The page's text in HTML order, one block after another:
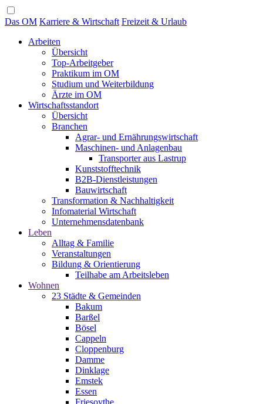
Das OM Karriere & Wirtschaft Freizeit & Urlaub
Arbeiten
Übersicht
Top-Arbeitgeber
Praktikum im OM
Studium und Weiterbildung
Ärzte im OM
Wirtschaftsstandort
Übersicht
Branchen
Agrar- und Ernährungswirtschaft
Maschinen- und Anlagenbau
Transporter aus Lastrup
Kunststofftechnik
B2B-Dienstleistungen
Bauwirtschaft
Transformation & Nachhaltigkeit
Infomaterial Wirtschaft
Unternehmensdatenbank
Leben
Alltag & Familie
Veranstaltungen
Bildung & Orientierung
Teilhabe am Arbeitsleben
Wohnen
23 Städte & Gemeinden
Bakum
Barßel
Bösel
Cappeln
Cloppenburg
Damme
Dinklage
Emstek
Essen
Friesoythe